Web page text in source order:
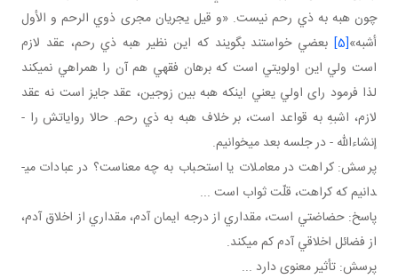
چون هبه به ذي رحم نيست. «و قيل يجريان مجری ذوي الرحم و الأول
أشبه»[5]
بعضي خواستند بگويند که اين نظير هبه ذي رحم، عقد لازم
است ولي اين اولويتي است که برهان فقهي هم آن را همراهي نمي کند
لذا فرمود رای اولي يعني اينکه هبه بين زوجين، عقد جايز است نه عقد
لازم، اشبهِ به قواعد است، بر خلاف هبه به ذي رحم. حالا رواياتش را -
إن شاءالله - در جلسه بعد مي خوانيم.
پرسش: کراهت در معاملات يا استحباب به چه معناست؟ در عبادات می­
دانيم که کراهت، قلّت ثواب است ...
پاسخ: حضاضتي است، مقداري از درجه ايمان آدم، مقداري از اخلاق آدم،
از فضائل اخلاقي آدم کم مي کند.
پرسش: تأثير معنوی دارد ...